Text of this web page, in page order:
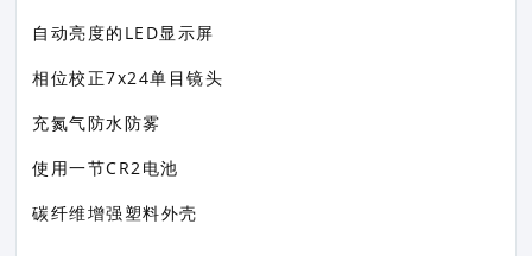
自动亮度的LED显示屏
相位校正7x24单目镜头
充氮气防水防雾
使用一节CR2电池
碳纤维增强塑料外壳